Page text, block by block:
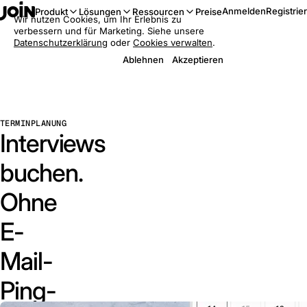
Produkt Lösungen Ressourcen PreiseAnmelden
TERMINPLANUNG
Interviews
buchen.
Ohne
E-
Mail-
Ping-
Wir nutzen Cookies, um Ihr Erlebnis zu
verbessern und für Marketing. Siehe unsere
Datenschutzerklärung oder Cookies verwalten.
Ablehnen
Akzeptieren